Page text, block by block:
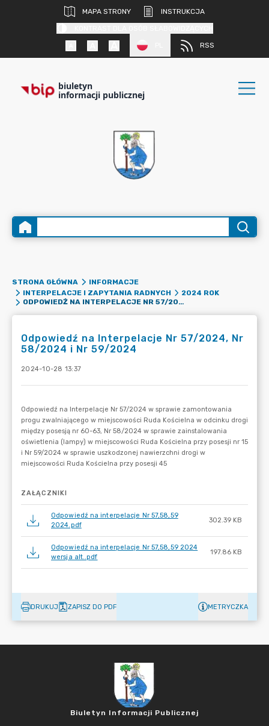
MAPA STRONY
INSTRUKCJA
RSS
biuletyn
informacji publicznej
STRONA GŁÓWNA
INFORMACJE
INTERPELACJE I ZAPYTANIA RADNYCH
2024 ROK
ODPOWIEDŹ NA INTERPELACJE NR 57/2024, NR 58/2024 I NR 59/2024
Odpowiedź na Interpelacje Nr 57/2024, Nr
58/2024 i Nr 59/2024
2024-10-28 13:37
ZAŁĄCZNIKI
Odpowiedź na interpelacje Nr 57,58,59
2024.pdf
302.39 KB
Odpowiedź na interpelacje Nr 57,58,59 2024
wersja alt..pdf
197.86 KB
DRUKUJ ZAPISZ DO PDF METRYCZKA
Biuletyn Informacji Publicznej